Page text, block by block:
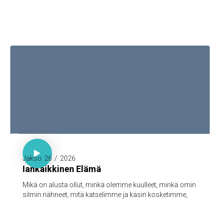
1. Joh. 1:1-3

Jakso 26 / 2026
Iankaikkinen Elämä
Mikä on alusta ollut, minkä olemme kuulleet, minkä omin
silmin nähneet, mitä katselimme ja käsin kosketimme,